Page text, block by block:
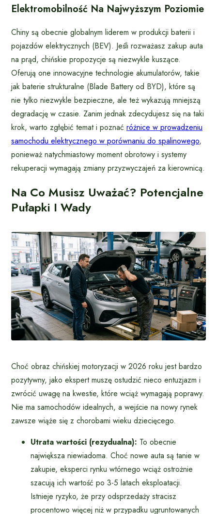
Elektromobilność Na Najwyższym Poziomie
Chiny są obecnie globalnym liderem w produkcji baterii i
pojazdów elektrycznych (BEV). Jeśli rozważasz zakup auta
na prąd, chińskie propozycje są niezwykle kuszące.
Oferują one innowacyjne technologie akumulatorów, takie
jak baterie strukturalne (Blade Battery od BYD), które są
nie tylko niezwykle bezpieczne, ale też wykazują mniejszą
degradację w czasie. Zanim jednak zdecydujesz się na taki
krok, warto zgłębić temat i poznać różnice w prowadzeniu
samochodu elektrycznego w porównaniu do spalinowego,
ponieważ natychmiastowy moment obrotowy i systemy
rekuperacji wymagają zmiany przyzwyczajeń za kierownicą.
Na Co Musisz Uważać? Potencjalne
Pułapki I Wady
Choć obraz chińskiej motoryzacji w 2026 roku jest bardzo
pozytywny, jako ekspert muszę ostudzić nieco entuzjazm i
zwrócić uwagę na kwestie, które wciąż wymagają poprawy.
Nie ma samochodów idealnych, a wejście na nowy rynek
zawsze wiąże się z chorobami wieku dziecięcego.
Utrata wartości (rezydualna): To obecnie
największa niewiadoma. Choć nowe auta są tanie w
zakupie, eksperci rynku wtórnego wciąż ostrożnie
szacują ich wartość po 3-5 latach eksploatacji.
Istnieje ryzyko, że przy odsprzedaży stracisz
procentowo więcej niż w przypadku ugruntowanych